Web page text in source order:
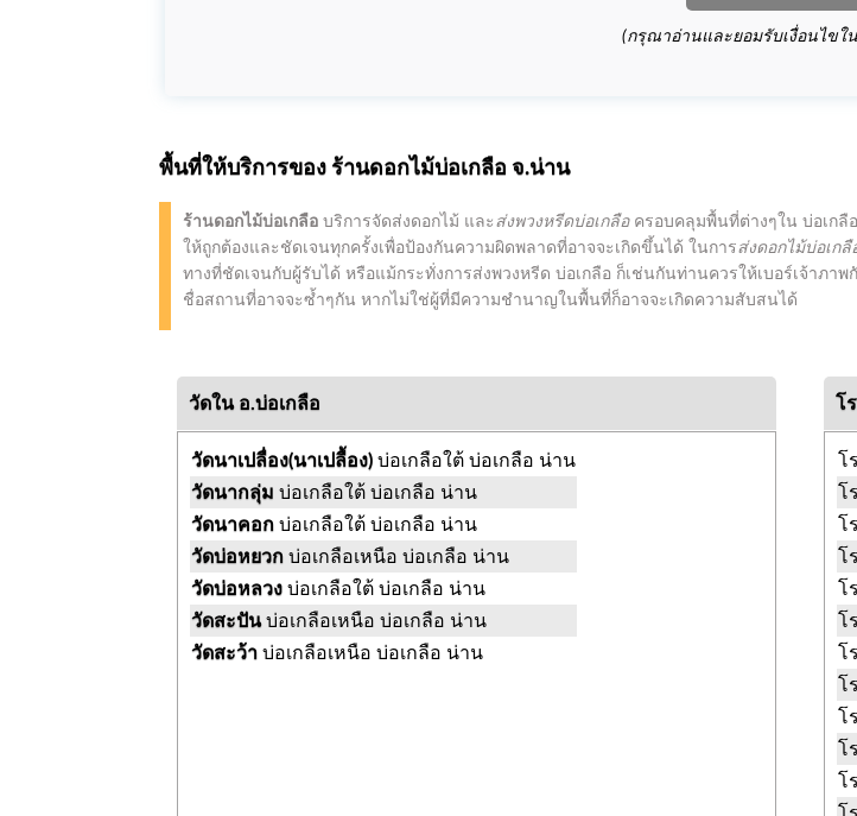
(กรุณาอ่านและยอมรับเงื่อนไขใ
พื้นที่ให้บริการของ ร้านดอกไม้บ่อเกลือ จ.น่าน
ร้านดอกไม้บ่อเกลือ บริการจัดส่งดอกไม้ และ ส่งพวงหรีดบ่อเกลือครอบคลุมพื้นที่ต่างๆใน บ่อเกลื
ให้ถูกต้องและชัดเจนทุกครั้งเพื่อป้องกันความผิดพลาดที่อาจจะเกิดขึ้นได้ ในการส่งดอกไม้บ่อเกลื
ทางที่ชัดเจนกับผู้รับได้ หรือแม้กระทั่งการส่งพวงหรีด บ่อเกลือ ก็เช่นกันท่านควรให้เบอร์เจ้าภา
ชื่อสถานที่อาจจะซ้ำๆกัน หากไม่ใช่ผู้ที่มีความชำนาญในพื้นที่ก็อาจจะเกิดความสับสนได้
วัดใน อ.บ่อเกลือ
วัดนาเปลื่อง(นาเปลื้อง)บ่อเกลือใต้ บ่อเกลือ น่าน
วัดนากลุ่มบ่อเกลือใต้ บ่อเกลือ น่าน
วัดนาคอกบ่อเกลือใต้ บ่อเกลือ น่าน
วัดบ่อหยวกบ่อเกลือเหนือ บ่อเกลือ น่าน
วัดบ่อหลวงบ่อเกลือใต้ บ่อเกลือ น่าน
วัดสะปันบ่อเกลือเหนือ บ่อเกลือ น่าน
วัดสะว้าบ่อเกลือเหนือ บ่อเกลือ น่าน
โ
โ
โ
โ
โ
โ
โ
โ
โ
โ
โ
โ